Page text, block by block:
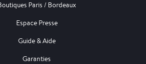
Paris / Bordeaux
Espace Presse
Guide & Aide
Garanties